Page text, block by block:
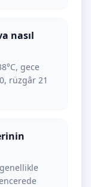
nasıl
gece
rüzgâr 21